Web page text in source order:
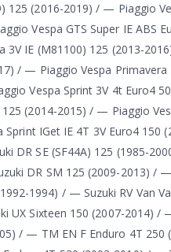
125 (2016-2019) / — Piaggio
Vespa GTS Super IE ABS
IE (M81100) 125 (2013-
/ — Piaggio Vespa
Vespa Sprint 3V 4t Euro4
(2014-2015) / — Piaggio
IGet IE 4T 3V Euro4
DR SE (SF44A) 125 (1985-
DR SM 125 (2009-2013) /
1994) / — Suzuki RV Van
UX Sixteen 150 (2007-2014)
/ — TM EN F Enduro 4T